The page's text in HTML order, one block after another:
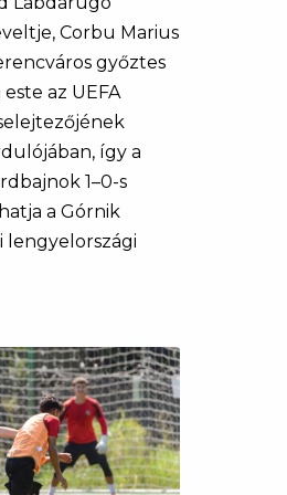
Corbu Marius
győztes
az UEFA
így a
1–0-s
a Górnik
lengyelországi